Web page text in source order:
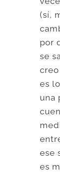
(sí,
por
se
es
una
ese
es